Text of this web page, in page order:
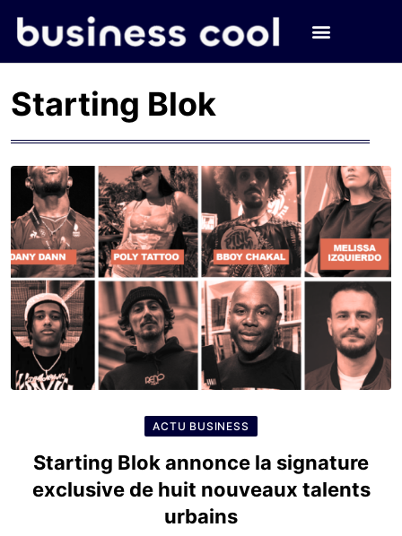
Starting Blok
ACTU BUSINESS
Starting Blok annonce la signature
exclusive de huit nouveaux talents
urbains